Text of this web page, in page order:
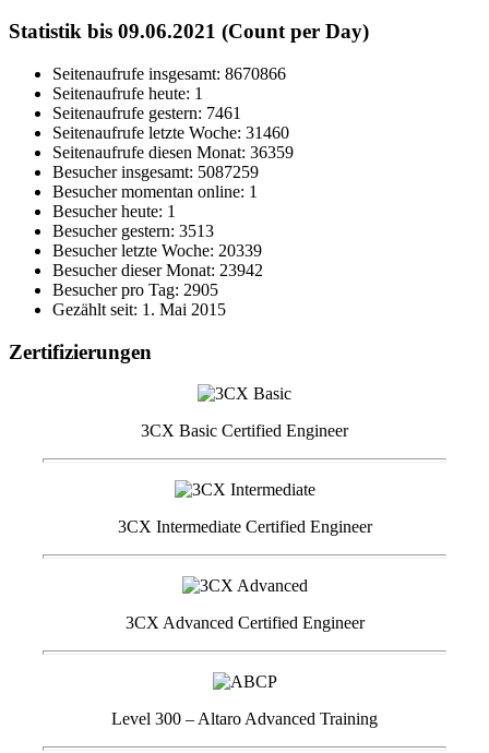
Statistik bis 09.06.2021 (Count per Day)
Seitenaufrufe insgesamt: 8670866
Seitenaufrufe heute: 1
Seitenaufrufe gestern: 7461
Seitenaufrufe letzte Woche: 31460
Seitenaufrufe diesen Monat: 36359
Besucher insgesamt: 5087259
Besucher momentan online: 1
Besucher heute: 1
Besucher gestern: 3513
Besucher letzte Woche: 20339
Besucher dieser Monat: 23942
Besucher pro Tag: 2905
Gezählt seit: 1. Mai 2015
Zertifizierungen
3CX Basic Certified Engineer
3CX Intermediate Certified Engineer
3CX Advanced Certified Engineer
Level 300 – Altaro Advanced Training